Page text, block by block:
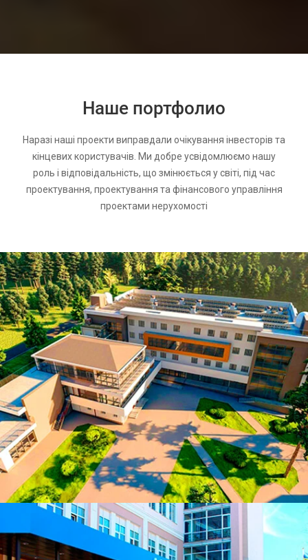
Наше портфолио
Наразі наші проекти виправдали очікування інвесторів та
кінцевих користувачів. Ми добре усвідомлюємо нашу
роль і відповідальність, що змінюється у світі, під час
проектування, проектування та фінансового управління
проектами нерухомості
ЧИТАТИ ДАЛІ